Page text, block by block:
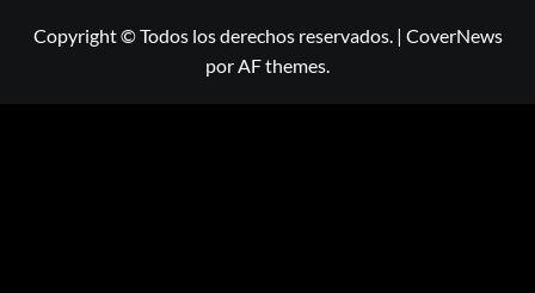
Copyright © Todos los derechos reservados. | CoverNews
por AF themes.